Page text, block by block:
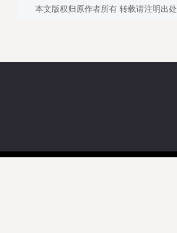
本文版权归原作者所有 转载请注明出处